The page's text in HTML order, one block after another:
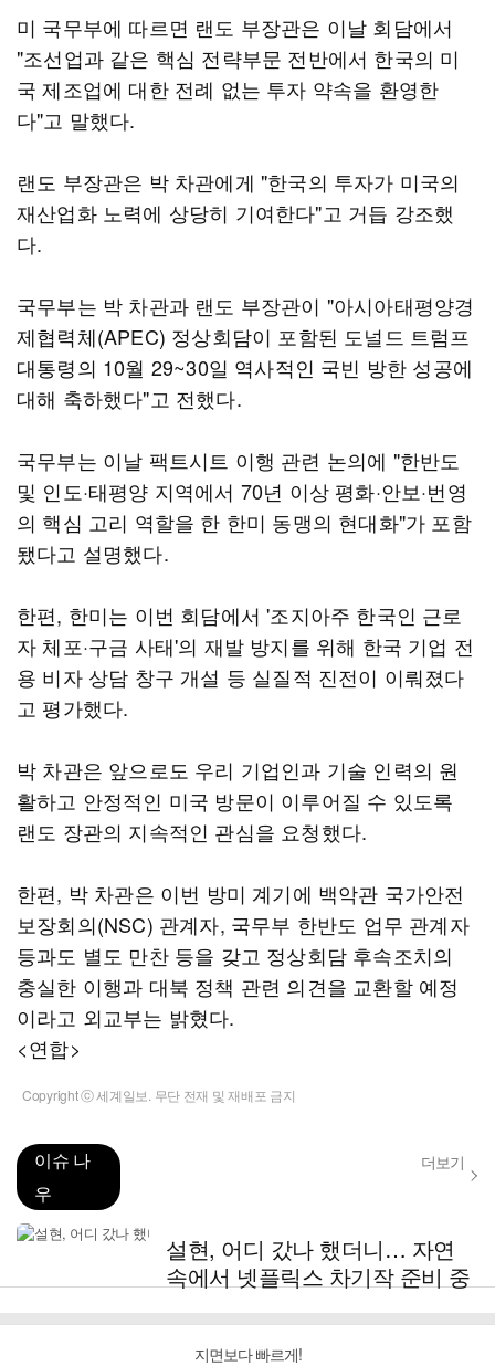
미 국무부에 따르면 랜도 부장관은 이날 회담에서
"조선업과 같은 핵심 전략부문 전반에서 한국의 미
국 제조업에 대한 전례 없는 투자 약속을 환영한
다"고 말했다.
랜도 부장관은 박 차관에게 "한국의 투자가 미국의
재산업화 노력에 상당히 기여한다"고 거듭 강조했
다.
국무부는 박 차관과 랜도 부장관이 "아시아태평양경
제협력체(APEC) 정상회담이 포함된 도널드 트럼프
대통령의 10월 29~30일 역사적인 국빈 방한 성공에
대해 축하했다"고 전했다.
국무부는 이날 팩트시트 이행 관련 논의에 "한반도
및 인도·태평양 지역에서 70년 이상 평화·안보·번영
의 핵심 고리 역할을 한 한미 동맹의 현대화"가 포함
됐다고 설명했다.
한편, 한미는 이번 회담에서 '조지아주 한국인 근로
자 체포·구금 사태'의 재발 방지를 위해 한국 기업 전
용 비자 상담 창구 개설 등 실질적 진전이 이뤄졌다
고 평가했다.
박 차관은 앞으로도 우리 기업인과 기술 인력의 원
활하고 안정적인 미국 방문이 이루어질 수 있도록
랜도 장관의 지속적인 관심을 요청했다.
한편, 박 차관은 이번 방미 계기에 백악관 국가안전
보장회의(NSC) 관계자, 국무부 한반도 업무 관계자
등과도 별도 만찬 등을 갖고 정상회담 후속조치의
충실한 이행과 대북 정책 관련 의견을 교환할 예정
이라고 외교부는 밝혔다.
<연합>
Copyright ⓒ 세계일보. 무단 전재 및 재배포 금지
이슈 나
우
더보기
설현, 어디 갔나 했더니… 자연
속에서 넷플릭스 차기작 준비 중
지면보다 빠르게!